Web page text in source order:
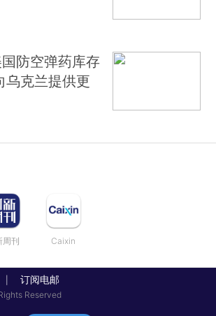
防空弹药库存
乌克兰提供更
周刊 Caixin
订阅电邮
Reserved